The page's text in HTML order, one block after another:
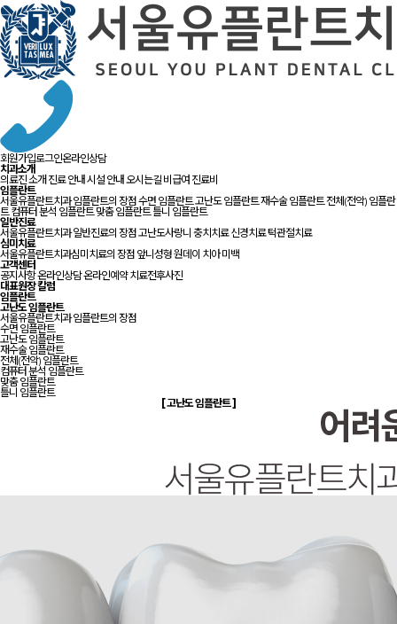
회원가입로그인온라인상담
치과소개
의료진 소개 진료 안내 시설 안내 오시는길 비급여 진료비
임플란트
서울유플란트치과 임플란트의 장점수면 임플란트고난도 임플란트재수술 임플란트 전체(전악) 임플란
트 컴퓨터 분석 임플란트 맞춤 임플란트 틀니 임플란트
일반진료
서울유플란트치과 일반진료의 장점고난도사랑니 충치치료 신경치료턱관절치료
심미치료
서울유플란트치과심미치료의 장점 앞니성형원데이 치아 미백
고객센터
공지사항온라인상담온라인예약 치료전후사진
대표원장 칼럼
임플란트
고난도 임플란트
서울유플란트치과 임플란트의 장점
수면 임플란트
고난도 임플란트
재수술 임플란트
전체(전악) 임플란트
컴퓨터 분석 임플란트
맞춤 임플란트
틀니 임플란트
[고난도임플란트]